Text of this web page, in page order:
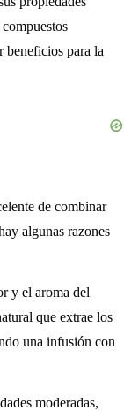
beneficios para la
de combinar
algunas razones
y el aroma del
que extrae los
una infusión con
moderadas,